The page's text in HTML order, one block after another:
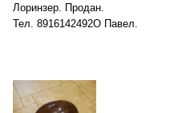
Лоринзер. Продан.
Тел. 8916142492О Павел.